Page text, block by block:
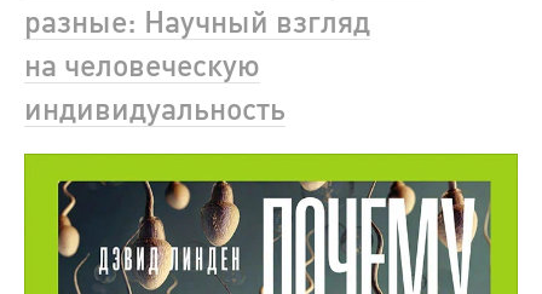
разные: Научный взгляд
на человеческую
индивидуальность